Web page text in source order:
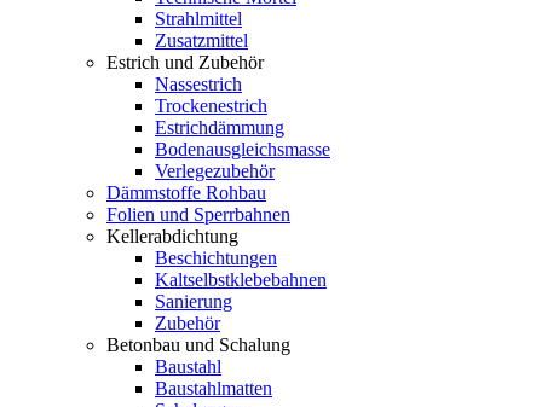
Strahlmittel
Zusatzmittel
Estrich und Zubehör
Nassestrich
Trockenestrich
Estrichdämmung
Bodenausgleichsmasse
Verlegezubehör
Dämmstoffe Rohbau
Folien und Sperrbahnen
Kellerabdichtung
Beschichtungen
Kaltselbstklebebahnen
Sanierung
Zubehör
Betonbau und Schalung
Baustahl
Baustahlmatten